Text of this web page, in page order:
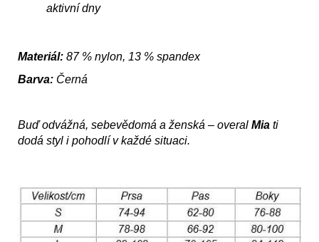
aktivní dny
Materiál: 87 % nylon, 13 % spandex
Barva: Černá
Buď odvážná, sebevědomá a ženská – overal Mia ti
dodá styl i pohodlí v každé situaci.